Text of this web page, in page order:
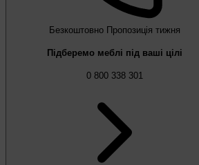
Безкоштовно Пропозиція тижня
Підберемо меблі під ваші цілі
0 800 338 301